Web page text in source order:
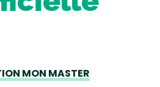
MON MASTER